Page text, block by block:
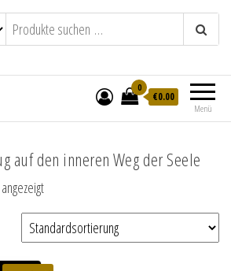
Menü
0
€0.00
auf den inneren Weg der Seele